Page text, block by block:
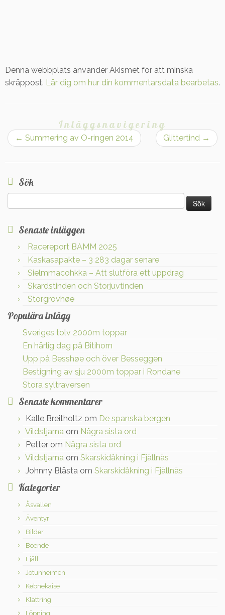
Denna webbplats använder Akismet för att minska
skräppost. Lär dig om hur din kommentarsdata bearbetas.
Inläggsnavigering
← Summering av O-ringen 2014 Glittertind →
Sök
efter:
Senaste inläggen
Racereport BAMM 2025
Kaskasapakte – 3 283 dagar senare
Sielmmacohkka – Att slutföra ett uppdrag
Skardstinden och Storjuvtinden
Storgrovhøe
Populära inlägg
Sveriges tolv 2000m toppar
En härlig dag på Bitihorn
Upp på Besshøe och över Besseggen
Bestigning av sju 2000m toppar i Rondane
Stora syltraversen
Senaste kommentarer
Kalle Breitholtz om De spanska bergen
Vildstjarna om Några sista ord
Petter om Några sista ord
Vildstjarna om Skarskidåkning i Fjällnäs
Johnny Blästa om Skarskidåkning i Fjällnäs
Kategorier
Åsvallen
Äventyr
Bilder
Boende
Fjäll
Jotunheimen
Kebnekaise
Klättring
Löpning